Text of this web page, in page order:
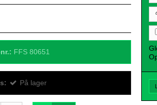
FFS 80651
På lager